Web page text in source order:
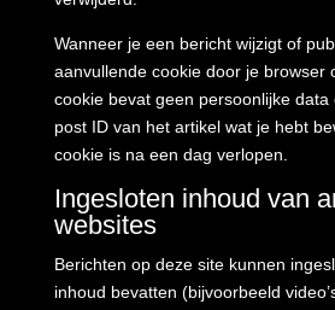
Wanneer je een bericht wijzigt of
aanvullende cookie door je browser
cookie bevat geen persoonlijke
post ID van het artikel wat je hebt
cookie is na een dag verlopen.
Ingesloten inhoud van
websites
Berichten op deze site kunnen
inhoud bevatten (bijvoorbeeld